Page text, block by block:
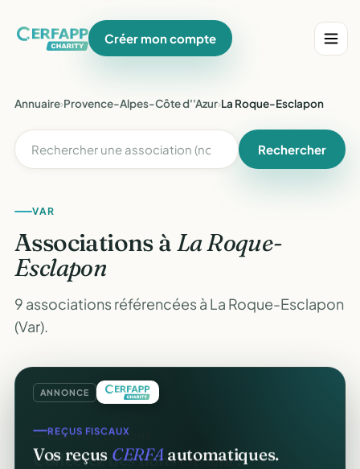
Créer mon compte
Annuaire›Provence-Alpes-Côte d''Azur›La Roque-Esclapon
Rechercher
VAR
Associations àLa Roque-
Esclapon
9 associations référencées à La Roque-Esclapon
(Var).
ANNONCE
REÇUS FISCAUX
Vos reçus CERFAautomatiques.